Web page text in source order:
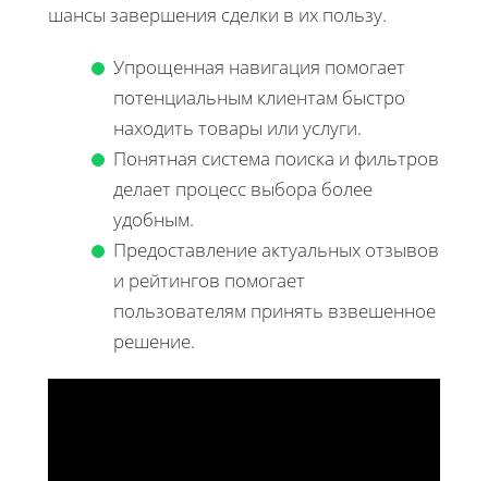
шансы завершения сделки в их пользу.
Упрощенная навигация помогает
потенциальным клиентам быстро
находить товары или услуги.
Понятная система поиска и фильтров
делает процесс выбора более
удобным.
Предоставление актуальных отзывов
и рейтингов помогает
пользователям принять взвешенное
решение.